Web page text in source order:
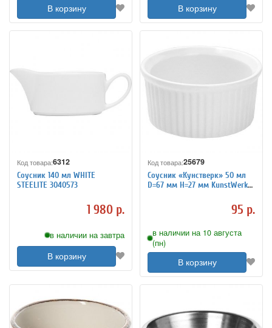
В корзину В корзину
Код товара:6312
Соусник 140 мл WHITE
STEELITE 3040573
1 980 р.
в наличии на завтра
В корзину
Код товара:25679
Соусник «Кунстверк» 50 мл
D=67 мм H=27 мм KunstWerk
95 р.
в наличии на 10 августа
(пн)
В корзину